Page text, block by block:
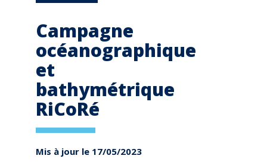
Campagne
océanographique
et
bathymétrique
RiCoRé
Mis à jour le 17/05/2023